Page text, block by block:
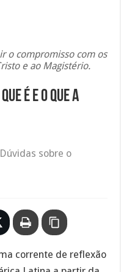
o compromisso com os
e ao Magistério.
É e o Que a
Dúvidas sobre o
corrente de reflexão